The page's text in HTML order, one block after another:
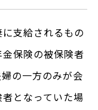
支給されるもの
保険の被保険者
の一方のみが会
となっていた場